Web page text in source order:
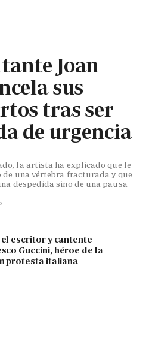
Joan
sus
tras ser
de urgencia
la artista ha explicado que le
de una vértebra fracturada y que
despedida sino de una pausa
escritor y cantente
Guccini, héroe de la
protesta italiana